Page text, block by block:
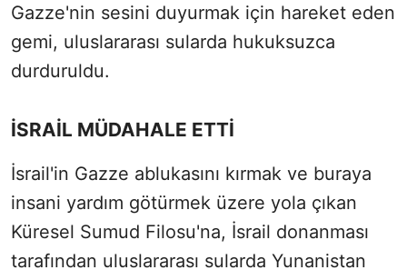
Gazze'nin sesini duyurmak için hareket eden
gemi, uluslararası sularda hukuksuzca
durduruldu.
İSRAİL MÜDAHALE ETTİ
İsrail'in Gazze ablukasını kırmak ve buraya
insani yardım götürmek üzere yola çıkan
Küresel Sumud Filosu'na, İsrail donanması
tarafından uluslararası sularda Yunanistan